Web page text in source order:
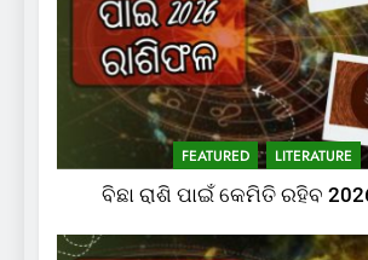
FEATURED LITERATURE
ବିଛା ରାଶି ପାଇଁ କେମିତି ରହିବ